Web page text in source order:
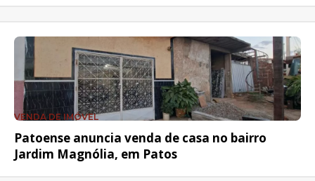
VENDA DE IMÓVEL
Patoense anuncia venda de casa no bairro
Jardim Magnólia, em Patos